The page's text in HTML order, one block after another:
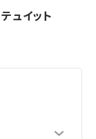
ュイット